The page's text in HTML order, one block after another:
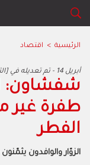
الرئيسية > اقتصاد
2024 أبريل 14 - تم تعديله في [التاريخ]
شفشاون:
طفرة غير
الفطر
الزوّار والوافدون